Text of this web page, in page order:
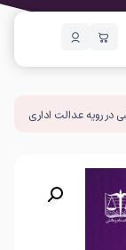
در رویه عدالت اداری